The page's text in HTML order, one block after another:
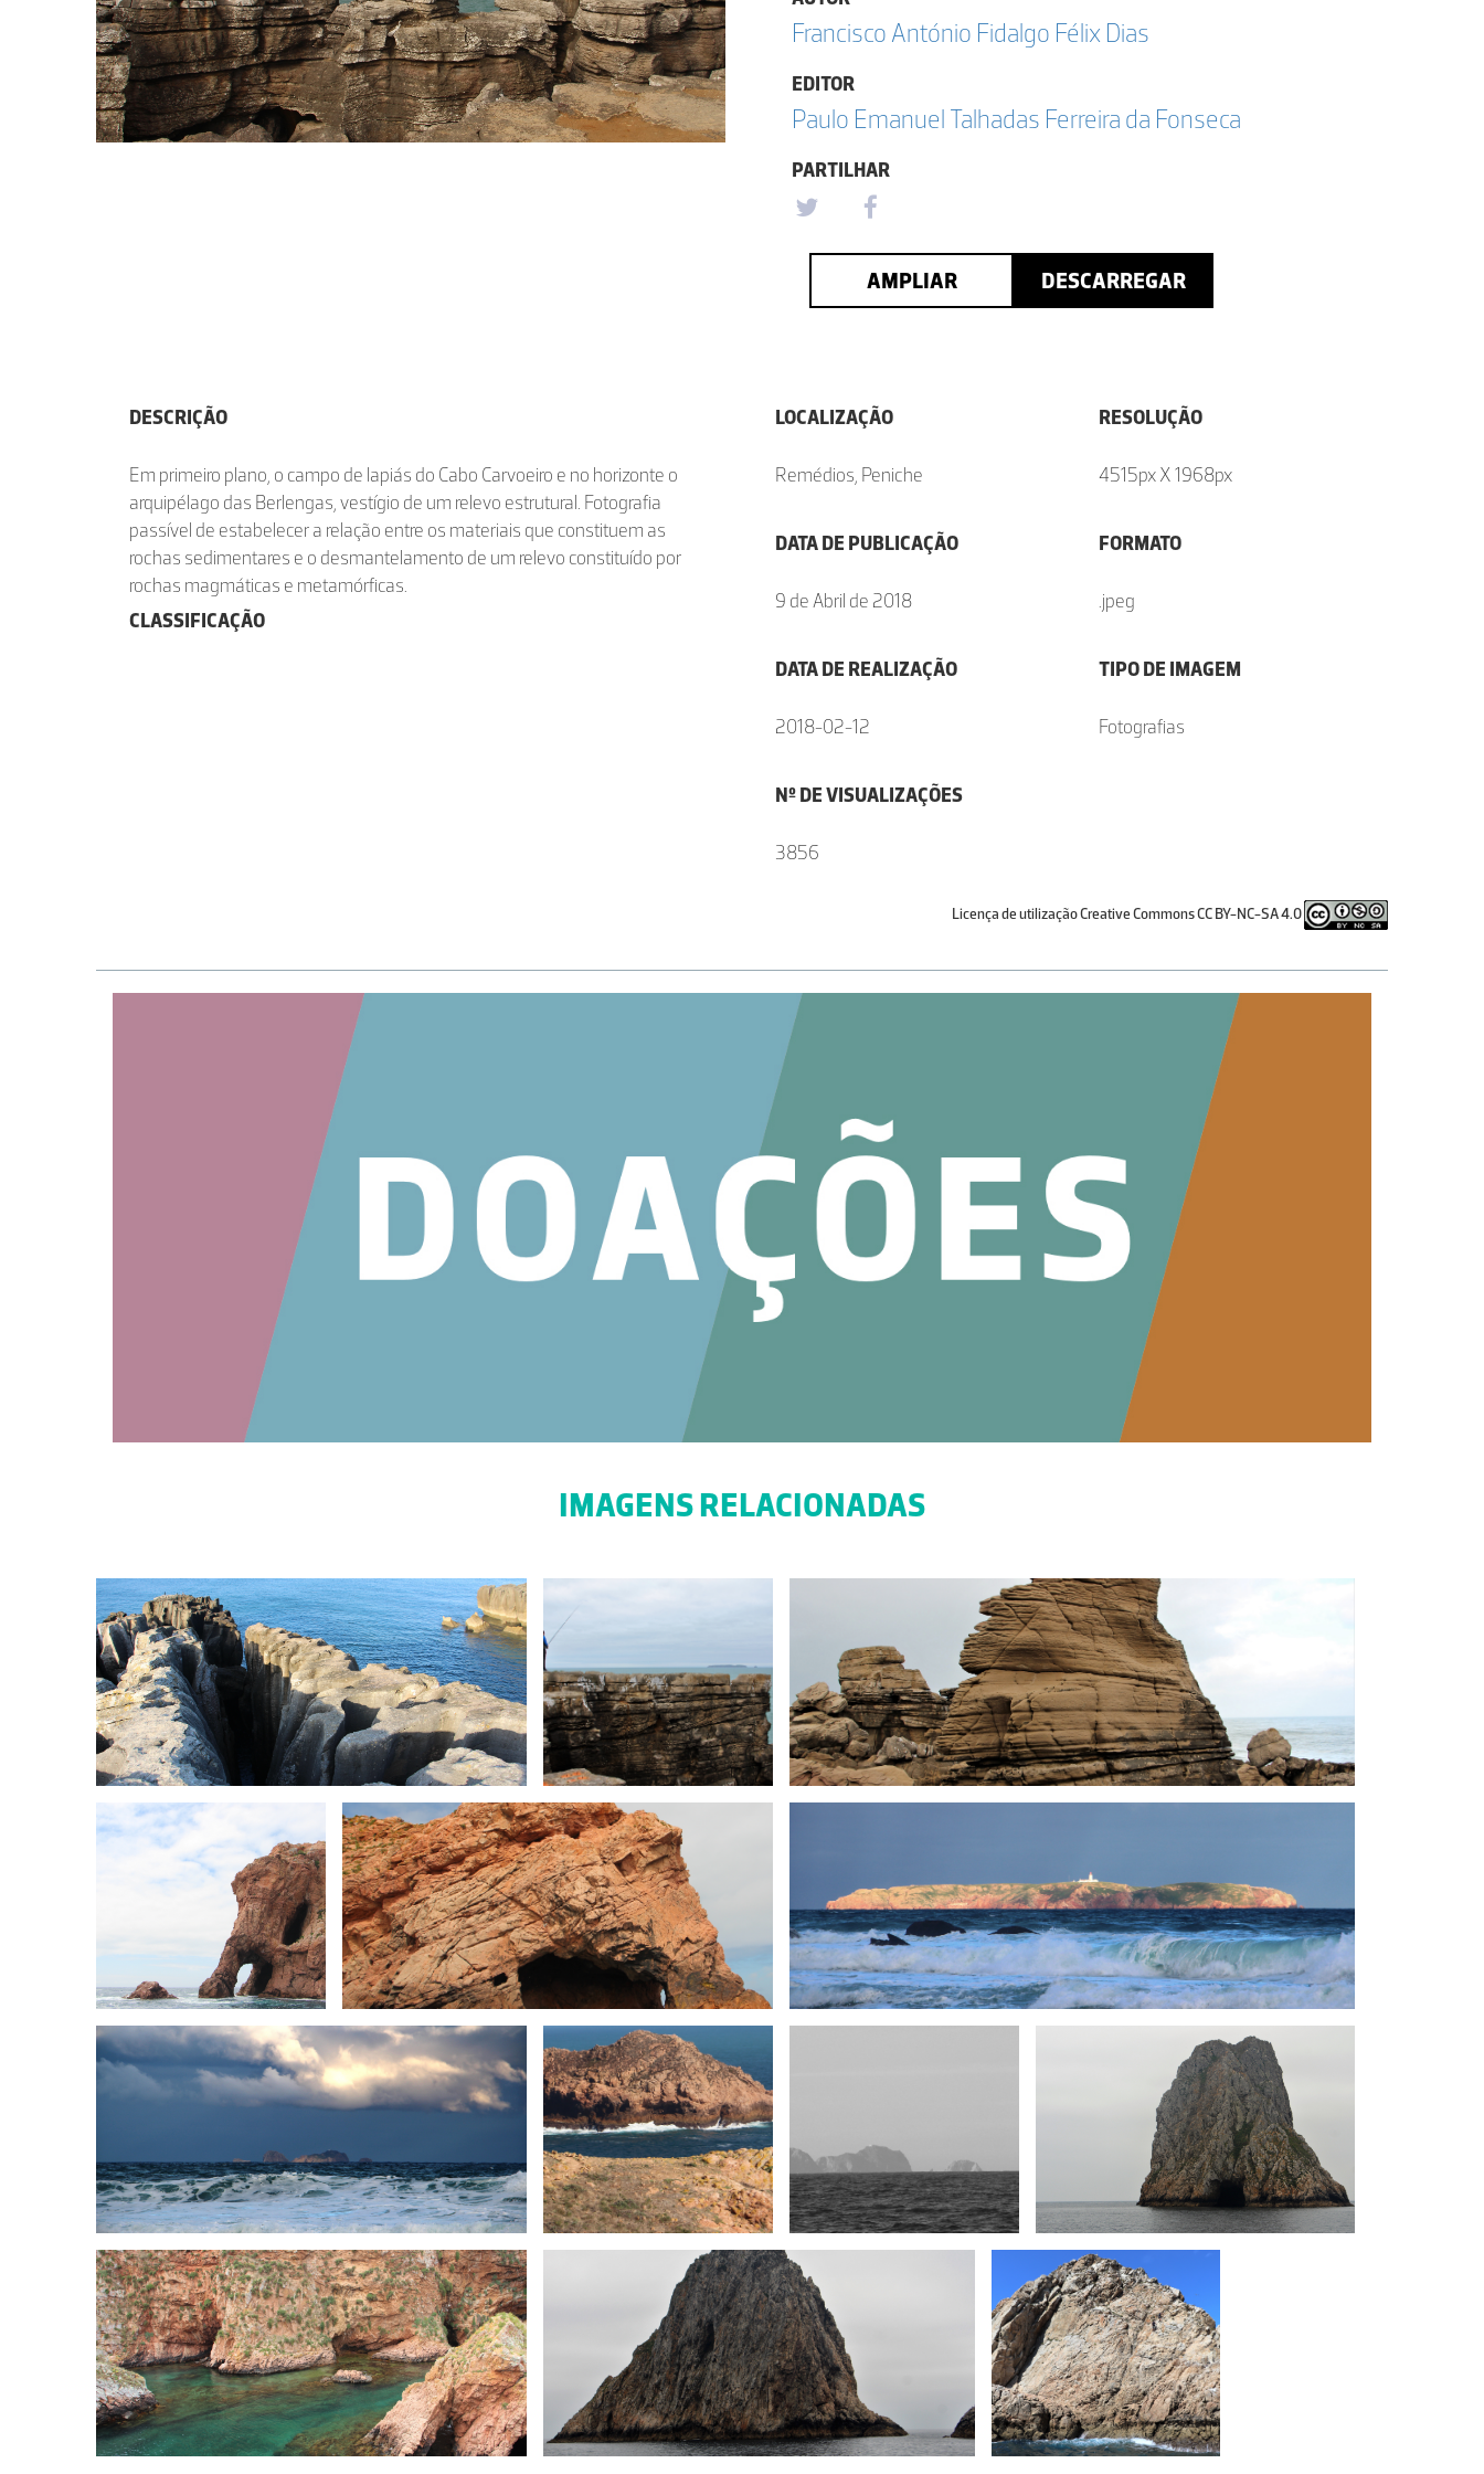
Francisco António Fidalgo Félix Dias
EDITOR
Paulo Emanuel Talhadas Ferreira da Fonseca
PARTILHAR
AMPLIAR DESCARREGAR
DESCRIÇÃO
Em primeiro plano, o campo de lapiás do Cabo Carvoeiro e no horizonte o
arquipélago das Berlengas, vestígio de um relevo estrutural. Fotografia
passível de estabelecer a relação entre os materiais que constituem as
rochas sedimentares e o desmantelamento de um relevo constituído por
rochas magmáticas e metamórficas.
CLASSIFICAÇÃO
LOCALIZAÇÃO
Remédios, Peniche
DATA DE PUBLICAÇÃO
9 de Abril de 2018
DATA DE REALIZAÇÃO
2018-02-12
Nº DE VISUALIZAÇÕES
3856
RESOLUÇÃO
4515px X 1968px
FORMATO
.jpeg
TIPO DE IMAGEM
Fotografias
Licença de utilização Creative Commons CC BY-NC-SA 4.0
IMAGENS RELACIONADAS